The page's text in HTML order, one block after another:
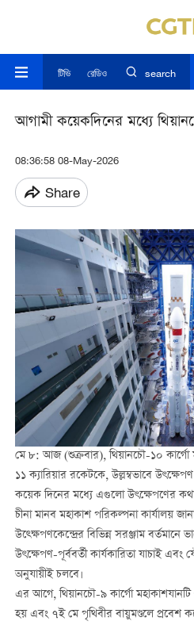
টিভি রেডিও search
আগামী কয়েকদিনের মধ্যে
08:36:58 08-May-2026
Share
মে ৮: আজ (শুক্রবার), থিয়ানচৌ-১০ কার্গো
১১ ক্যারিয়ার রকেটকে, উল্লম্বভাবে
কয়েক দিনের মধ্যে এগুলো উৎক্ষেপণের
চীনা মানব মহাকাশ পরিকল্পনা কার্যালয়
উত্ক্ষেপণকেন্দ্রের বিভিন্ন সরঞ্জাম বর্তমানে
উৎক্ষেপণ-পূর্ববর্তী কার্যকারিতা যাচাই
অনুযায়ীই চলবে।
এর আগে, থিয়ানচৌ-৯ কার্গো মহাকাশযানটি
হয় এবং ৭ই মে পৃথিবীর বায়ুমণ্ডলে প্রবেশ